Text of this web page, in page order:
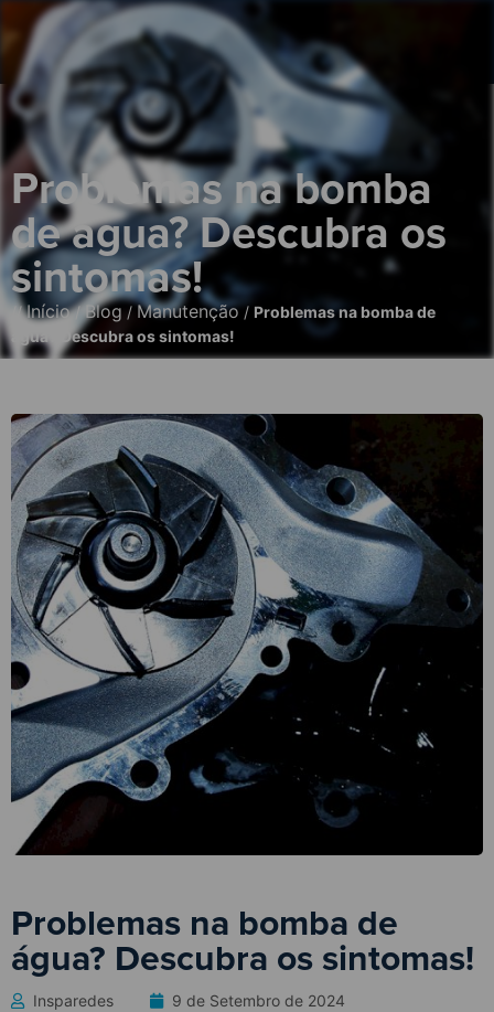
Problemas na bomba
de água? Descubra os
sintomas!
//Início/ Blog / Manutenção / Problemas na bomba de
água? Descubra os sintomas!
Problemas na bomba de
água? Descubra os sintomas!
Insparedes
9 de Setembro de 2024